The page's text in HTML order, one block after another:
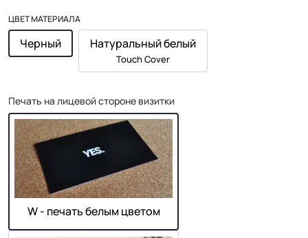
ЦВЕТ МАТЕРИАЛА
Черный Натуральный белый
Touch Cover
Печать на лицевой стороне визитки
W - печать белым цветом